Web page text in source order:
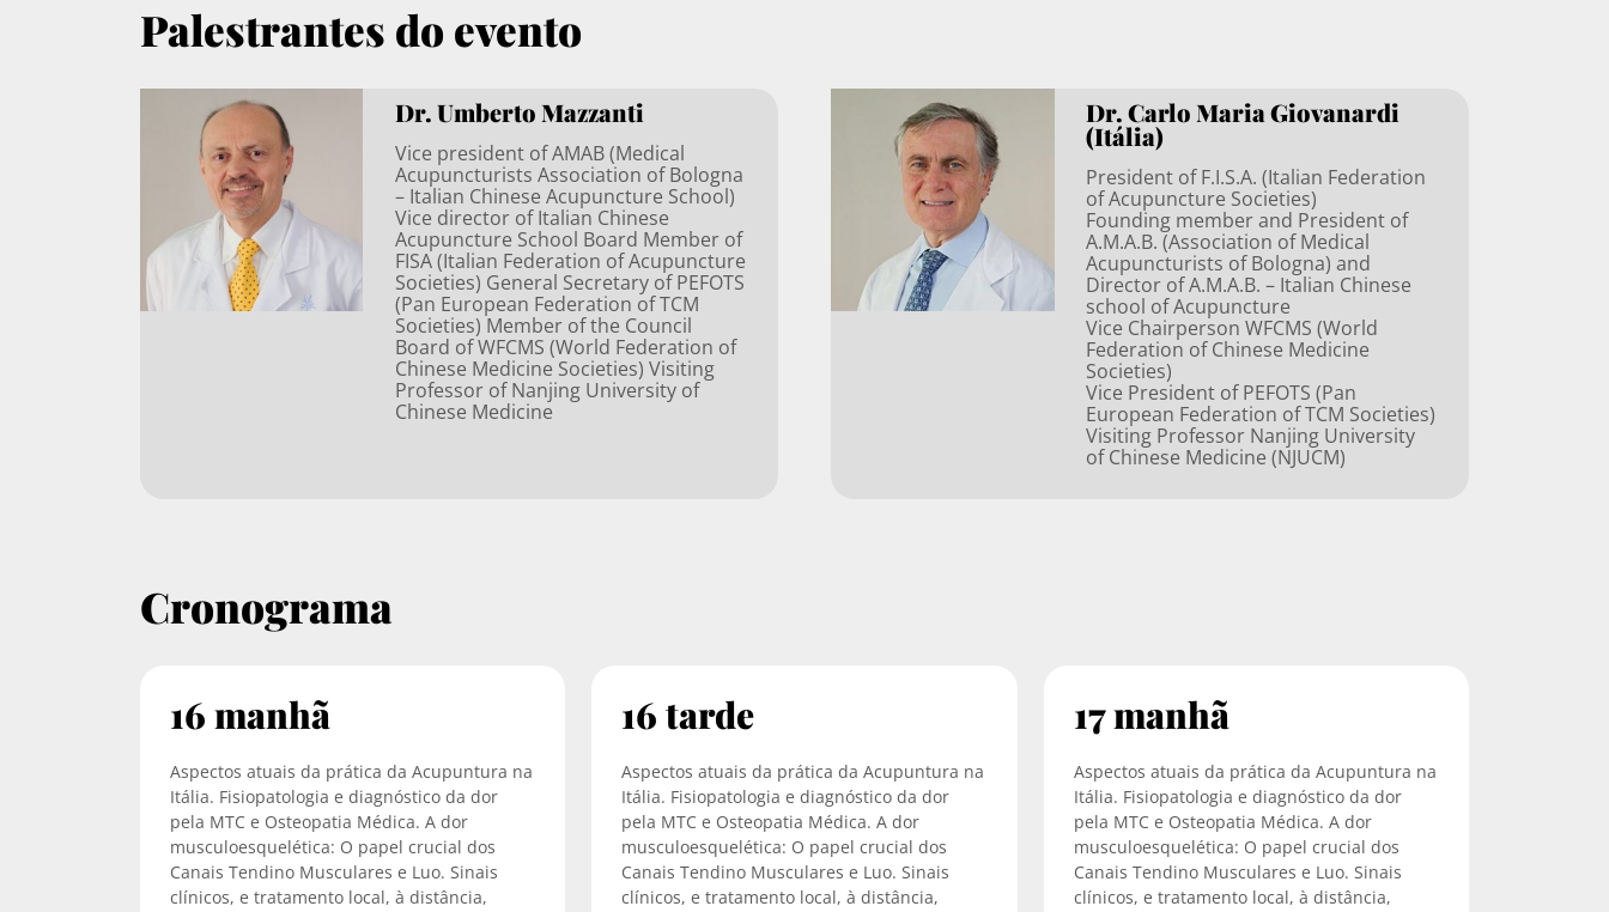
Palestrantes do evento
Dr. Umberto Mazzanti
Vice president of AMAB (Medical
Acupuncturists Association of Bologna
– Italian Chinese Acupuncture School)
Vice director of Italian Chinese
Acupuncture School Board Member of
FISA (Italian Federation of Acupuncture
Societies) General Secretary of PEFOTS
(Pan European Federation of TCM
Societies) Member of the Council
Board of WFCMS (World Federation of
Chinese Medicine Societies) Visiting
Professor of Nanjing University of
Chinese Medicine
Dr. Carlo Maria Giovanardi
(Itália)
President of F.I.S.A. (Italian Federation
of Acupuncture Societies)
Founding member and President of
A.M.A.B. (Association of Medical
Acupuncturists of Bologna) and
Director of A.M.A.B. – Italian Chinese
school of Acupuncture
Vice Chairperson WFCMS (World
Federation of Chinese Medicine
Societies)
Vice President of PEFOTS (Pan
European Federation of TCM Societies)
Visiting Professor Nanjing University
of Chinese Medicine (NJUCM)
Cronograma
16 manhã
Aspectos atuais da prática da Acupuntura na
Itália. Fisiopatologia e diagnóstico da dor
pela MTC e Osteopatia Médica. A dor
musculoesquelética: O papel crucial dos
Canais Tendino Musculares e Luo. Sinais
clínicos, e tratamento local, à distância,
16 tarde
Aspectos atuais da prática da Acupuntura na
Itália. Fisiopatologia e diagnóstico da dor
pela MTC e Osteopatia Médica. A dor
musculoesquelética: O papel crucial dos
Canais Tendino Musculares e Luo. Sinais
clínicos, e tratamento local, à distância,
17 manhã
Aspectos atuais da prática da Acupuntura na
Itália. Fisiopatologia e diagnóstico da dor
pela MTC e Osteopatia Médica. A dor
musculoesquelética: O papel crucial dos
Canais Tendino Musculares e Luo. Sinais
clínicos, e tratamento local, à distância,